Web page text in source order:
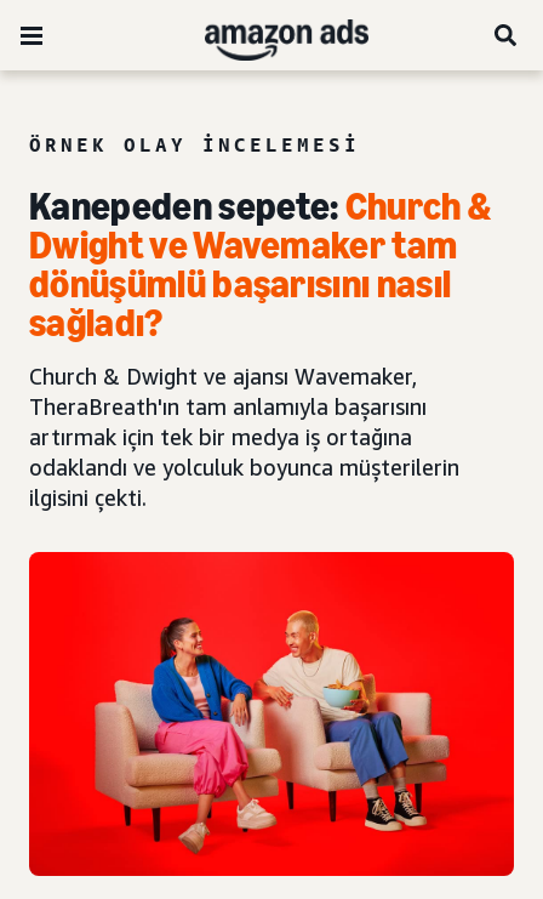
ÖRNEK OLAY INCELEMESI
Kanepeden sepete:Church &
Dwight ve Wavemaker tam
dönüşümlü başarısını nasıl
sağladı?
Church & Dwight ve ajansı Wavemaker,
TheraBreath'ın tam anlamıyla başarısını
artırmak için tek bir medya iş ortağına
odaklandı ve yolculuk boyunca müşterilerin
ilgisini çekti.